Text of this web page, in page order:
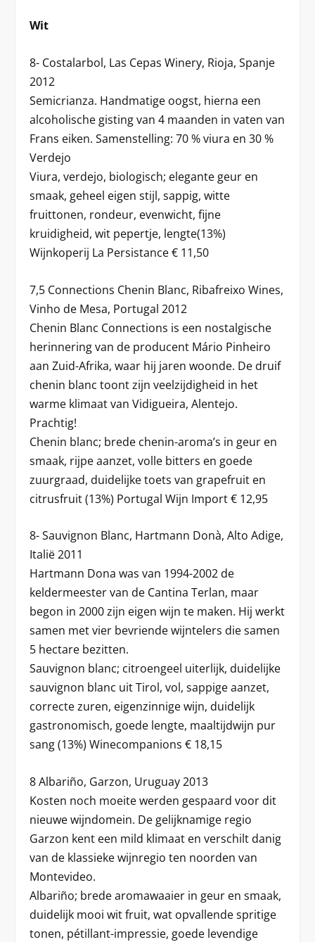
Wit
8- Costalarbol, Las Cepas Winery, Rioja, Spanje
2012
Semicrianza. Handmatige oogst, hierna een
alcoholische gisting van 4 maanden in vaten van
Frans eiken. Samenstelling: 70 % viura en 30 %
Verdejo
Viura, verdejo, biologisch; elegante geur en
smaak, geheel eigen stijl, sappig, witte
fruittonen, rondeur, evenwicht, fijne
kruidigheid, wit pepertje, lengte(13%)
Wijnkoperij La Persistance € 11,50
7,5 Connections Chenin Blanc, Ribafreixo Wines,
Vinho de Mesa, Portugal 2012
Chenin Blanc Connections is een nostalgische
herinnering van de producent Mário Pinheiro
aan Zuid-Afrika, waar hij jaren woonde. De druif
chenin blanc toont zijn veelzijdigheid in het
warme klimaat van Vidigueira, Alentejo.
Prachtig!
Chenin blanc; brede chenin-aroma’s in geur en
smaak, rijpe aanzet, volle bitters en goede
zuurgraad, duidelijke toets van grapefruit en
citrusfruit (13%) Portugal Wijn Import € 12,95
8- Sauvignon Blanc, Hartmann Donà, Alto Adige,
Italië 2011
Hartmann Dona was van 1994-2002 de
keldermeester van de Cantina Terlan, maar
begon in 2000 zijn eigen wijn te maken. Hij werkt
samen met vier bevriende wijntelers die samen
5 hectare bezitten.
Sauvignon blanc; citroengeel uiterlijk, duidelijke
sauvignon blanc uit Tirol, vol, sappige aanzet,
correcte zuren, eigenzinnige wijn, duidelijk
gastronomisch, goede lengte, maaltijdwijn pur
sang (13%) Winecompanions € 18,15
8 Albariño, Garzon, Uruguay 2013
Kosten noch moeite werden gespaard voor dit
nieuwe wijndomein. De gelijknamige regio
Garzon kent een mild klimaat en verschilt danig
van de klassieke wijnregio ten noorden van
Montevideo.
Albariño; brede aromawaaier in geur en smaak,
duidelijk mooi wit fruit, wat opvallende spritige
tonen, pétillant-impressie, goede levendige